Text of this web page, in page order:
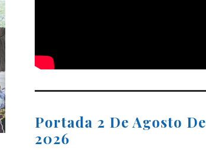
Portada 2 De Agosto De
2026